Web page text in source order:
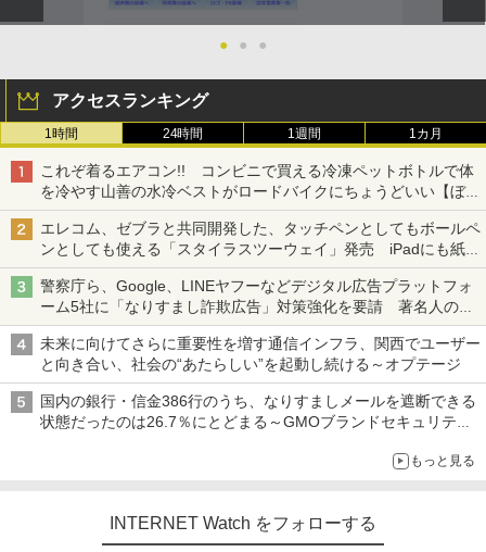
● ● ●
アクセスランキング
1時間 24時間 1週間 1カ月
これぞ着るエアコン!! コンビニで買える冷凍ペットボトルで体
を冷やす山善の水冷ベストがロードバイクにちょうどいい【ぼっ
ち・ざ・ろーど！その14】【空いた時間でなにしてる？】
エレコム、ゼブラと共同開発した、タッチペンとしてもボールペ
ンとしても使える「スタイラスツーウェイ」発売 iPadにも紙に
も、持ち替えずに書き込める
警察庁ら、Google、LINEヤフーなどデジタル広告プラットフォ
ーム5社に「なりすまし詐欺広告」対策強化を要請 著名人の写
真や映像を使った投資詐欺などへの対策として
未来に向けてさらに重要性を増す通信インフラ、関西でユーザー
と向き合い、社会の“あたらしい”を起動し続ける～オプテージ
国内の銀行・信金386行のうち、なりすましメールを遮断できる
状態だったのは26.7％にとどまる～GMOブランドセキュリティ
もっと見る
INTERNET Watch をフォローする